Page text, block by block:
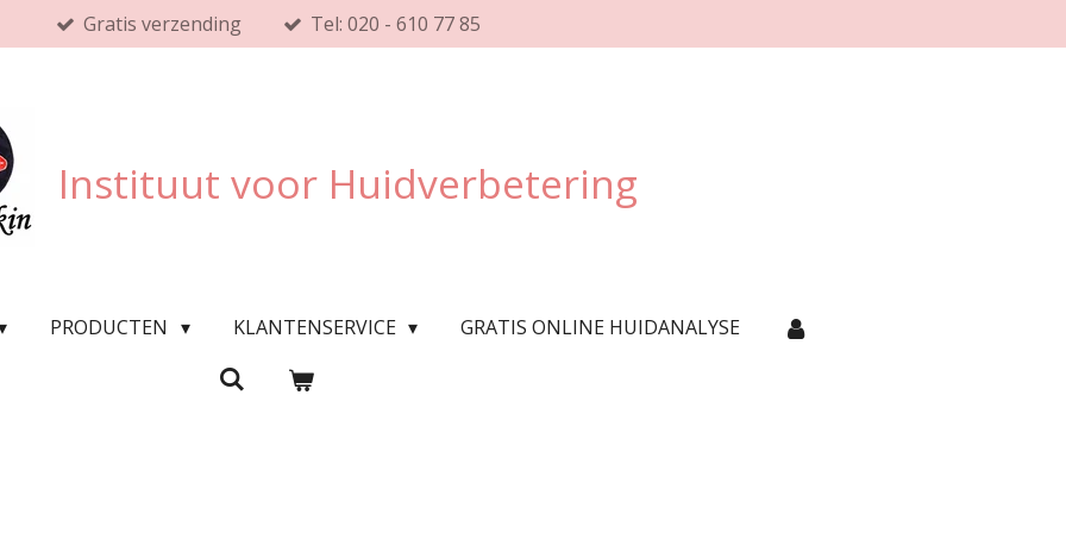
Gratis verzending Tel: 020 - 610 77 85
Instituut voor Huidverbetering
PRODUCTEN KLANTENSERVICE GRATIS ONLINE HUIDANALYSE